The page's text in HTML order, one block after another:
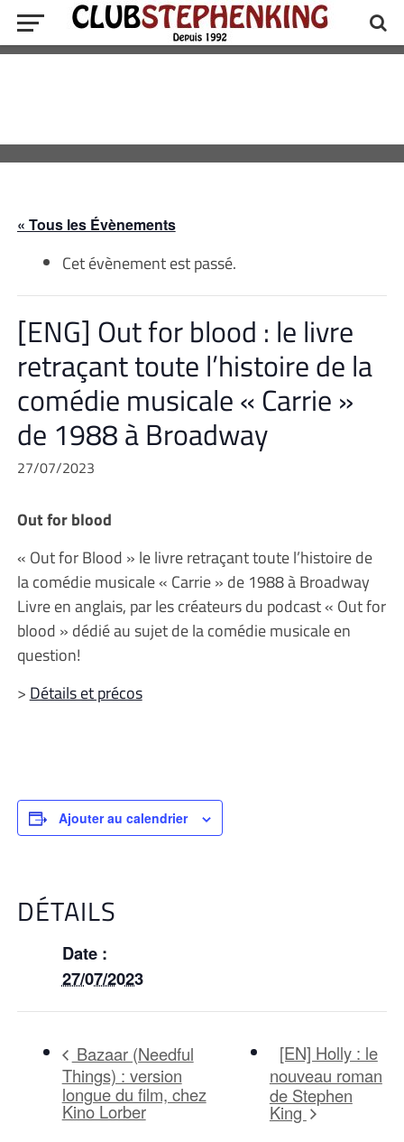
« Tous les Évènements
Cet évènement est passé.
[ENG] Out for blood : le livre
retraçant toute l’histoire de la
comédie musicale « Carrie »
de 1988 à Broadway
27/07/2023
Out for blood
« Out for Blood » le livre retraçant toute l’histoire de
la comédie musicale « Carrie » de 1988 à Broadway
Livre en anglais, par les créateurs du podcast « Out for
blood » dédié au sujet de la comédie musicale en
question!
> Détails et précos
Ajouter au calendrier
DÉTAILS
Date :
27/07/2023
Bazaar (Needful
Things) : version
longue du film, chez
Kino Lorber
[EN] Holly : le
nouveau roman
de Stephen
King